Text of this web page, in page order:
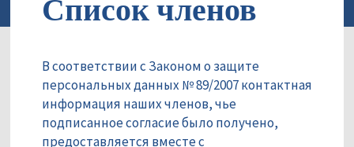
В соответствии с Законом о защите
персональных данных № 89/2007 контактная
информация наших членов, чье
подписанное согласие было получено,
предоставляется вместе с